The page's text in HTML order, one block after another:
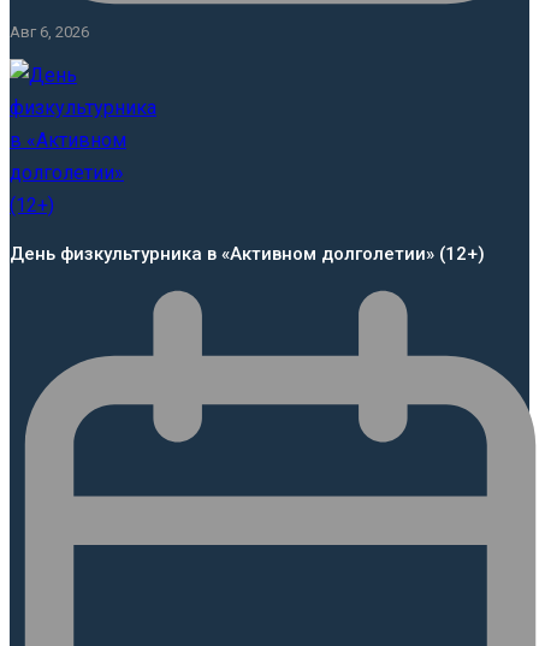
Авг 6, 2026
День физкультурника в «Активном долголетии» (12+)